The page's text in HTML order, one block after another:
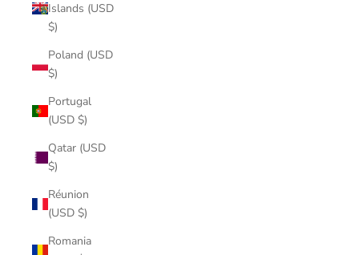
Islands (USD
$)
Poland (USD
$)
Portugal
(USD $)
Qatar (USD
$)
Réunion
(USD $)
Romania